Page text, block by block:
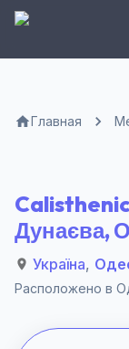
Главная
Дунаєва,
Україна,
Расположено в